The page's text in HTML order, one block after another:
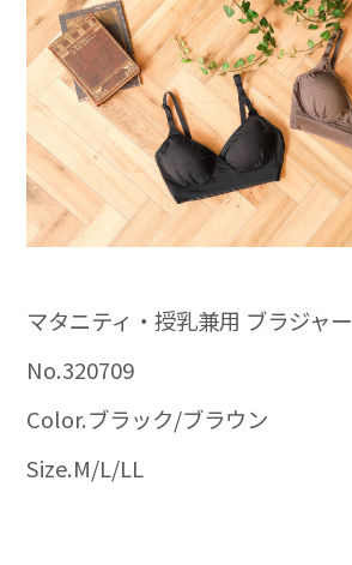
マタニティ・授乳兼用 ブラジャー
No.320709
Color.ブラック/ブラウン
Size.M/L/LL